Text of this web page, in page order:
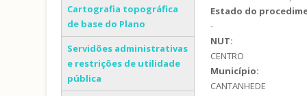
Cartografia topográfica
de base do Plano
Servidões administrativas
e restrições de utilidade
pública
Estado do
-
NUT:
CENTRO
Município:
CANTANHEDE